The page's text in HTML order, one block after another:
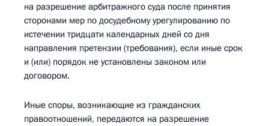
на разрешение арбитражного суда после принятия
сторонами мер по досудебному урегулированию по
истечении тридцати календарных дней со дня
направления претензии (требования), если иные срок
и (или) порядок не установлены законом или
договором.
Иные споры, возникающие из гражданских
правоотношений, передаются на разрешение